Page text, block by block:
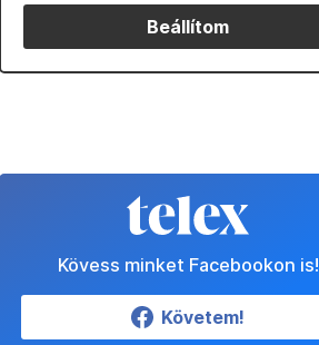
Beállítom
Kövess minket Facebookon is!
Követem!